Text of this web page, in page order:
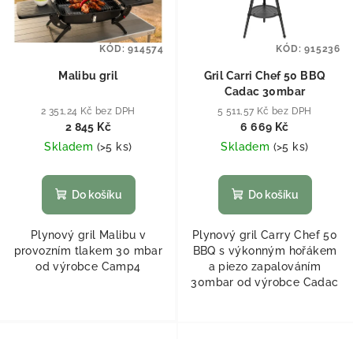
Malibu gril
2 351,24 Kč bez DPH
2 845 Kč
Skladem (>5 ks)
Do košíku
Plynový gril Malibu v
provozním tlakem 30 mbar
od výrobce Camp4
KÓD:914574
Gril Carri Chef 50 BBQ
Cadac 30mbar
5 511,57 Kč bez DPH
6 669 Kč
Skladem (>5 ks)
Do košíku
Plynový gril Carry Chef 50
BBQ s výkonným hořákem
a piezo zapalováním
30mbar od výrobce Cadac
KÓD:915236